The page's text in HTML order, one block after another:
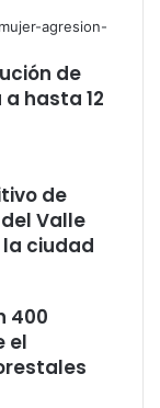
de
hasta 12
de
Valle
ciudad
400
el